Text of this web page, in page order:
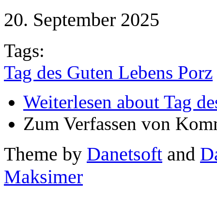
20. September 2025
Tags:
Tag des Guten Lebens Porz
Weiterlesen about Tag
Zum Verfassen von
Theme by Danetsoft and
Maksimer